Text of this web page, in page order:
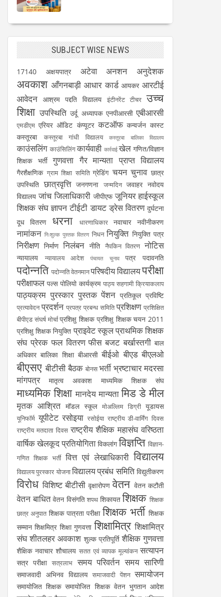
SUBJECT WISE NEWS
17140 अक्षयपात्र अटेवा अनशन अनुदेशक
अवकाश आँगनबाड़ी आधार कार्ड आयकर आरटीई
आवेदन आश्रम पद्दति विद्यालय इंटीनरेंट टीचर उच्च
शिक्षा उपस्थिति उर्दू अध्यापक एनपीआरसी एबीआरसी
एमडीएम एरियर ऑडिट कंप्यूटर कटऑफ कन्वर्जन कास्ट
कस्तूरबा
कस्तूरबा गांधी विद्यालय कस्तूरबा बालिका विद्यालय
काउंसलिंग काउंसिलिंग कार्यवाही कार्रवाई खेल गणित/विज्ञान
शिक्षक भर्ती
गुणवत्ता गैर मान्यता प्राप्त विद्यालय
गैरशैक्षणिक ग्राम शिक्षा समिति ग्रेडिंग चयन चुनाव छात्र
उपस्थिति छात्रवृत्ति जनगणना जन्मदिन जवाहर नवोदय
विद्यालय जांच जिलाधिकारी जीपीएफ जूनियर हाईस्कूल
शिक्षक संघ ज्ञापन टीईटी डायट ड्रेस वितरण दुर्घटना
दूध वितरण
धरना धारणाधिकार नवाचार नवीनीकरण
नामांकन निःशुल्क पुस्तक वितरण निधन नियुक्ति नियुक्ति पत्र
निरीक्षण निर्माण निलंबन नीति नैपकिन वितरण नोटिस
न्यायालय न्यायालय आदेश पंचायत चुनाव पत्र पदावनति
पदोन्नति पदोन्नति वेतनमानपरिषदीय विद्यालयपरीक्षा
परीक्षाफल पल्स पोलियो कार्यक्रम पाठ्य सहगामी क्रियाकलाप
पाठ्यक्रम पुरस्कार पुस्तक पेंशन प्रतिकूल प्रविष्टि
प्रत्यावेदन प्रदर्शन प्रपत्र प्रबन्ध समिति प्रशिक्षण प्रशिक्षित
बीपीएड संघर्ष मोर्चा प्रशिक्षु शिक्षक प्रशिक्षु शिक्षक चयन 2011
प्रशिक्षु शिक्षक नियुक्ति प्राइवेट स्कूलप्राथमिक शिक्षक
संघ प्रेरक फल वितरण फीस बजट बर्खास्तगी बाल
अधिकार बालिका शिक्षा बीआरसी बीईओ बीएड बीएलओ
बीएसए बीटीसी बैठक बोनस भर्ती भ्रष्टाचार मदरसा
मांगपत्र
मातृत्व अवकाश माध्यमिक शिक्षक संघ
माध्यमिक शिक्षा मानदेय मान्यता मिड डे मील
मृतक आश्रित मॉडल स्कूल मोअल्लिम डिग्री यूडायस
यूनिफॉर्म यूपीटेट रसोइया रसोईया राष्ट्रीय डी-वार्मिंग दिवस
राष्ट्रीय मतदाता दिवस राष्ट्रीय शैक्षिक महासंघ वरिष्ठता
वार्षिक खेलकूद प्रतियोगिता विकलांग विज्ञप्ति विज्ञान-
गणित शिक्षक भर्ती वित्त एवं लेखाधिकारी विद्यालय
विद्यालय पुरस्कार योजनाविद्यालय प्रबंध समिति विद्युतीकरण
विरोध विशिष्ट बीटीसी वृक्षारोपण वेतन वेतन कटौती
वेतन बाधित वेतन विसंगति शपथ शिकायत शिक्षक शिक्षक
छात्र अनुपात शिक्षक पात्रता परीक्षा शिक्षक भर्ती शिक्षक
सम्मान शिक्षमित्र शिक्षा गुणवत्ता शिक्षामित्र शिक्षामित्र
संघ शीतलहर अवकाश शुल्क प्रतिपूर्ति शैक्षिक गुणवत्ता
शैक्षिक नवाचार शौचालय सतत एवं व्यापक मूल्यांकन सत्यापन
सत्र परीक्षा सत्रलाभ समय परिवर्तन समय सारिणी
समाजवादी अभिनव विद्यालय समाजवादी पेंशन समायोजन
समायोजित शिक्षक समायोजित शिक्षक वेतन भुगतान आदेश